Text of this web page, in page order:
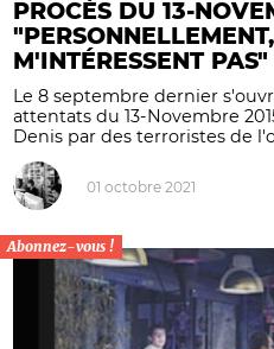
PROCÈS DU 13-
M'INTÉRESSENT PAS"
Le 8 septembre dernier
attentats du 13-Novembre
Denis par des terroristes de
01 octobre 2021
Abonnez-vous !